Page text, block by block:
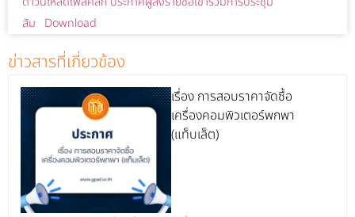
สัม
Download
ข่าวสารที่เกี่ยวข้อง
เรื่อง การสอบราคาจัดซื้อ
เครื่องคอมพิวเตอร์พกพา
(แท็บเล็ต)